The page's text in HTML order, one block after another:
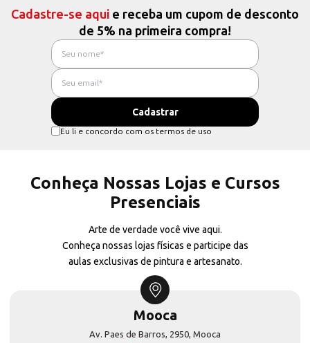
Cadastre-se aqui e receba um cupom de desconto
de 5% na primeira compra!
Eu li e concordo com os termos de uso
Conheça Nossas Lojas e Cursos
Presenciais
Arte de verdade você vive aqui.
Conheça nossas lojas físicas e participe das
aulas exclusivas de pintura e artesanato.
Mooca
Av. Paes de Barros, 2950, Mooca